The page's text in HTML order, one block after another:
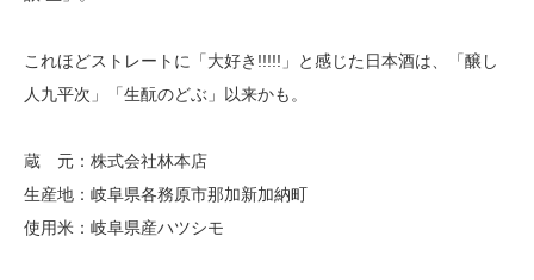
これほどストレートに「大好き!!!!!」と感じた日本酒は、「醸し
人九平次」「生酛のどぶ」以来かも。
蔵 元：株式会社林本店
生産地：岐阜県各務原市那加新加納町
使用米：岐阜県産ハツシモ